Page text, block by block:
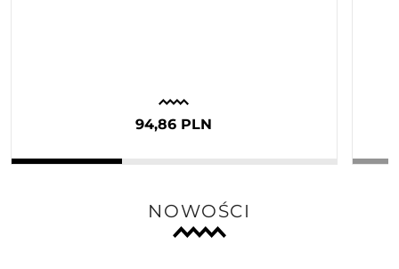
94,86 PLN
NOWOŚCI